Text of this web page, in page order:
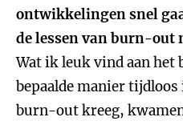
ontwikkelingen snel
de lessen van burn-out
Wat ik leuk vind aan het
bepaalde manier
burn-out kreeg,